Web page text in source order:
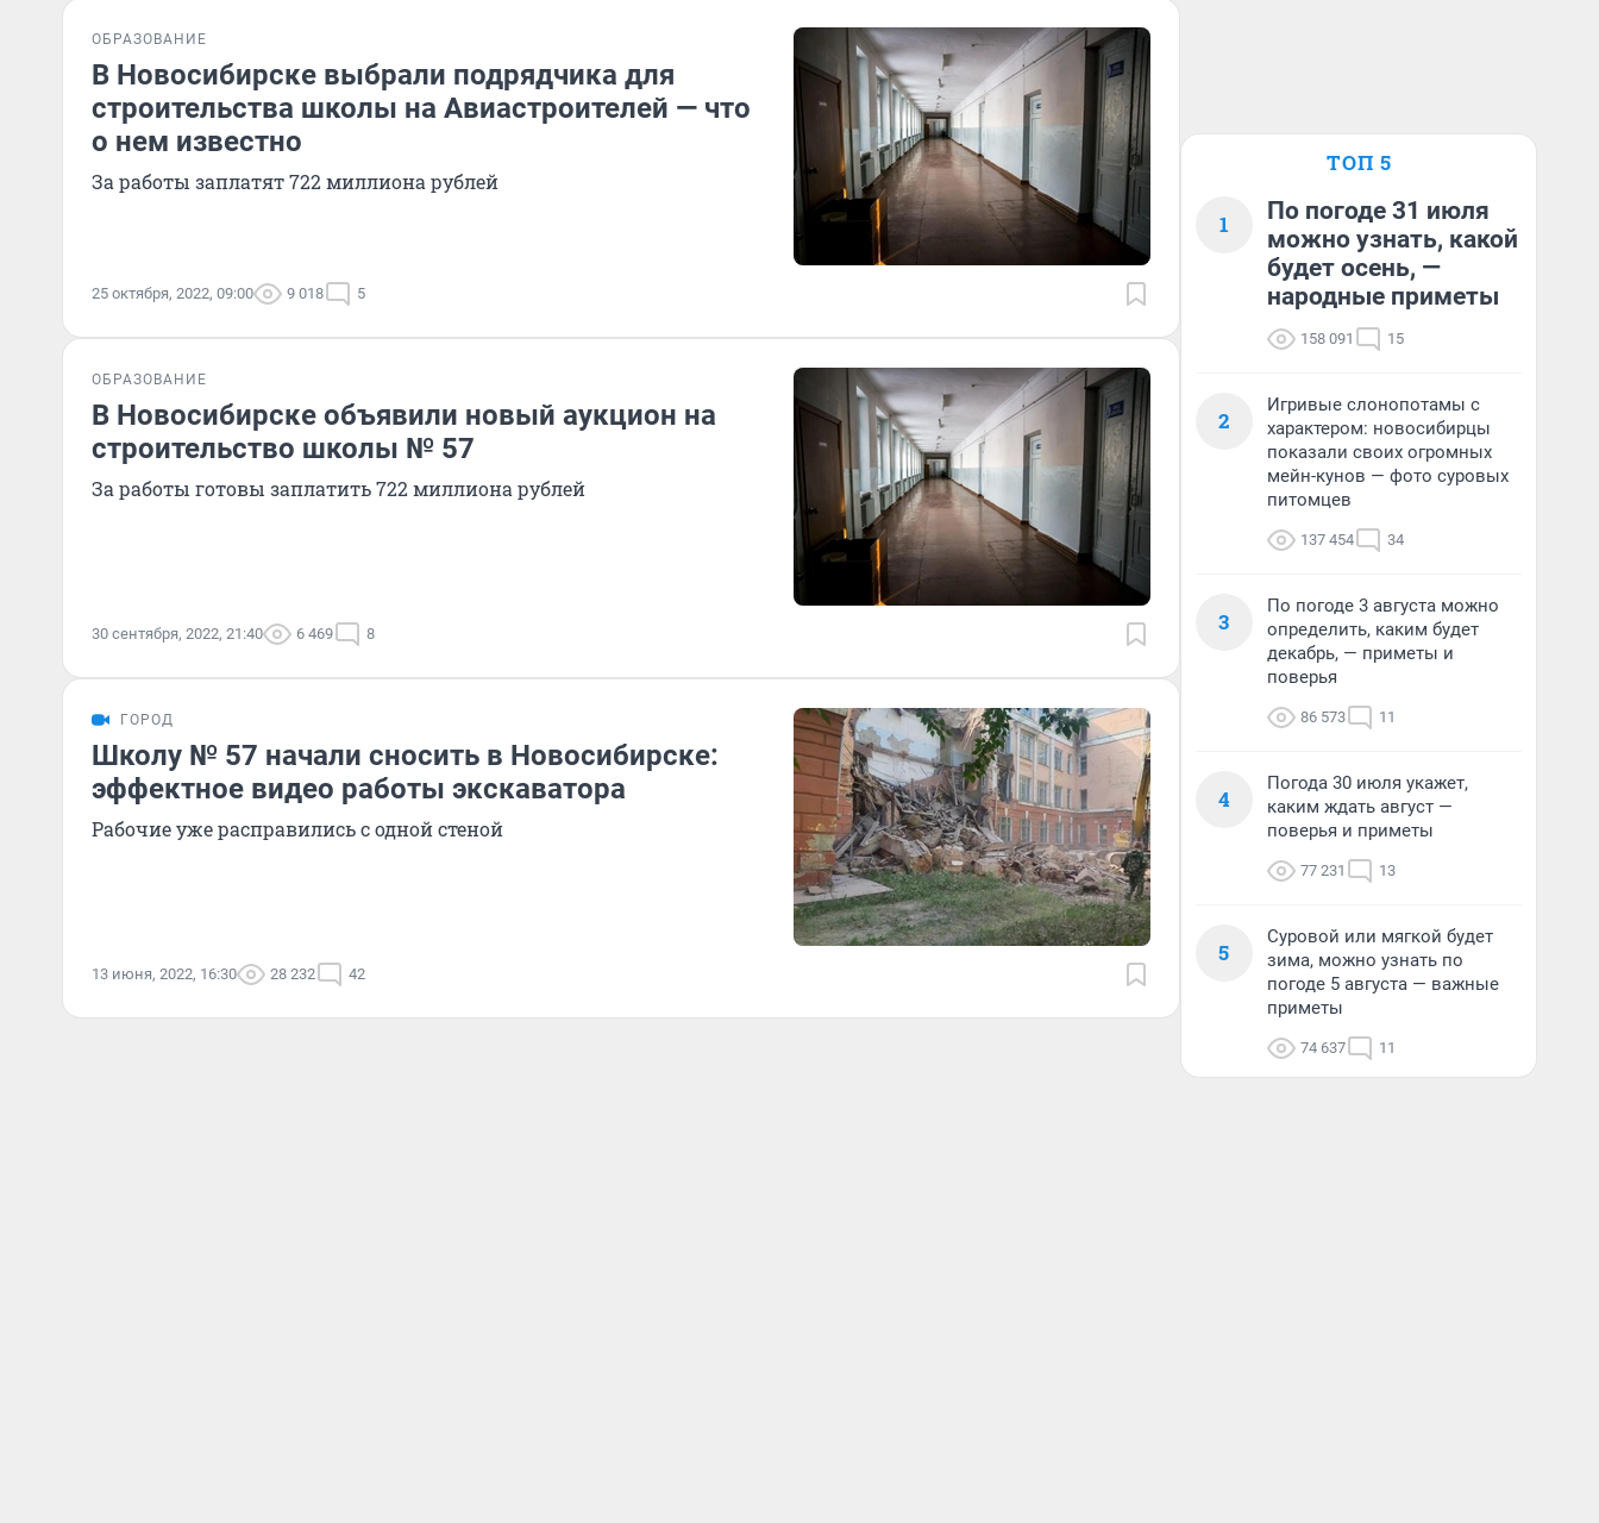
ОБРАЗОВАНИЕ
В Новосибирске выбрали подрядчика для
строительства школы на Авиастроителей — что
о нем известно
За работы заплатят 722 миллиона рублей
25 октября, 2022, 09:00 9 018 5
ОБРАЗОВАНИЕ
В Новосибирске объявили новый аукцион на
строительство школы № 57
За работы готовы заплатить 722 миллиона рублей
30 сентября, 2022, 21:40 6 469 8
ГОРОД
Школу № 57 начали сносить в Новосибирске:
эффектное видео работы экскаватора
Рабочие уже расправились с одной стеной
13 июня, 2022, 16:30 28 232 42
ТОП 5
1
По погоде 31 июля
можно узнать, какой
будет осень, —
народные приметы
158 091 15
2
Игривые слонопотамы с
характером: новосибирцы
показали своих огромных
мейн-кунов — фото суровых
питомцев
137 454 34
3
По погоде 3 августа можно
определить, каким будет
декабрь, — приметы и
поверья
86 573 11
4
Погода 30 июля укажет,
каким ждать август —
поверья и приметы
77 231 13
5
Суровой или мягкой будет
зима, можно узнать по
погоде 5 августа — важные
приметы
74 637 11